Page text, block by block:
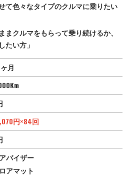
て色々なタイプのクルマに乗りたい
まクルマをもらって乗り続けるか、
たい方」
月
円×84回
バイザー
アマット